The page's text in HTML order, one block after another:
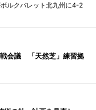
ルクバレット北九州に4-2
会議 「天然芝」練習拠